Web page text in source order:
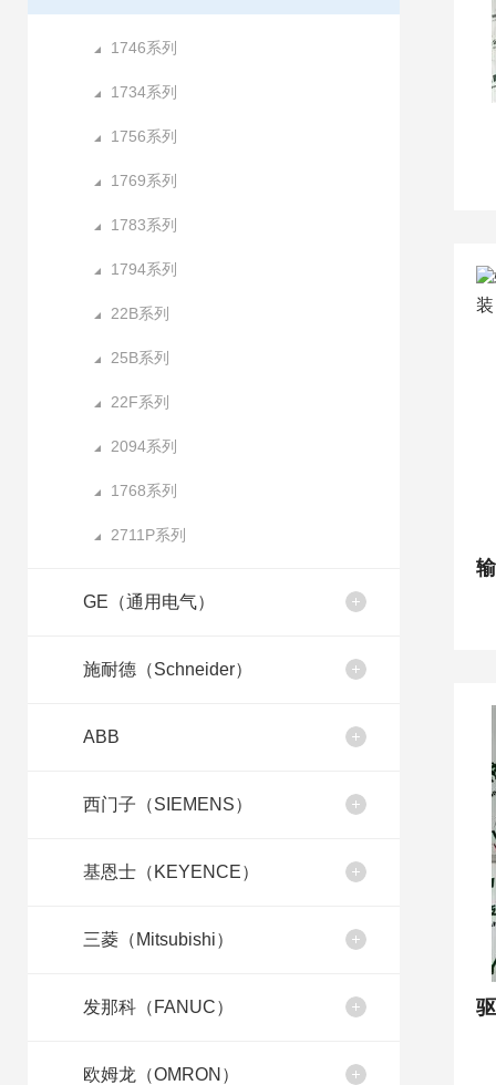
1746系列
1734系列
1756系列
1769系列
1783系列
1794系列
22B系列
25B系列
22F系列
2094系列
1768系列
2711P系列
GE（通用电气）
施耐德（Schneider）
ABB
西门子（SIEMENS）
基恩士（KEYENCE）
三菱（Mitsubishi）
发那科（FANUC）
欧姆龙（OMRON）